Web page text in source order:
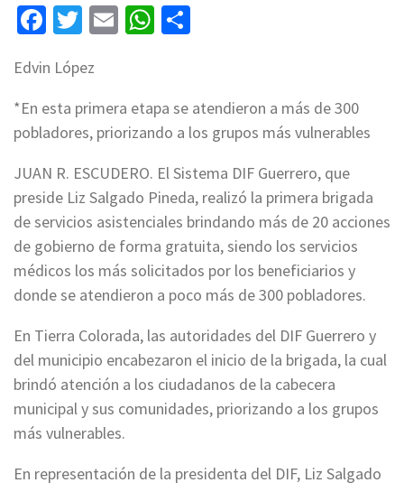
Facebook
Twitter
EmailWhatsApp
Edvin López
*En esta primera etapa se atendieron a más de 300
pobladores, priorizando a los grupos más vulnerables
JUAN R. ESCUDERO. El Sistema DIF Guerrero, que
preside Liz Salgado Pineda, realizó la primera brigada
de servicios asistenciales brindando más de 20 acciones
de gobierno de forma gratuita, siendo los servicios
médicos los más solicitados por los beneficiarios y
donde se atendieron a poco más de 300 pobladores.
En Tierra Colorada, las autoridades del DIF Guerrero y
del municipio encabezaron el inicio de la brigada, la cual
brindó atención a los ciudadanos de la cabecera
municipal y sus comunidades, priorizando a los grupos
más vulnerables.
En representación de la presidenta del DIF, Liz Salgado